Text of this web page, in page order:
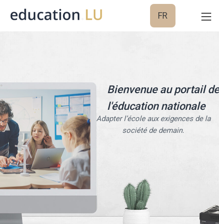
FR
Bienvenue au portail de
l'éducation nationale
Adapter l’école aux exigences de la
société de demain.